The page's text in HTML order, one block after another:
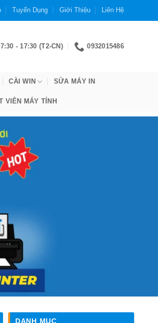
Tuyển Dụng Giới Thiệu Liên Hệ
- 17:30 (T2-CN) 0932015486
CÀI WIN SỬA MÁY IN
VIÊN MÁY TÍNH
DANH MỤC